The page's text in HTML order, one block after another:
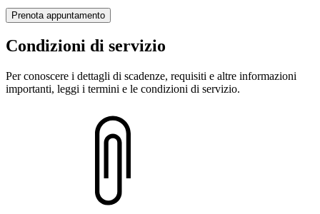
Prenota appuntamento
Condizioni di servizio
Per conoscere i dettagli di scadenze, requisiti e altre informazioni
importanti, leggi i termini e le condizioni di servizio.